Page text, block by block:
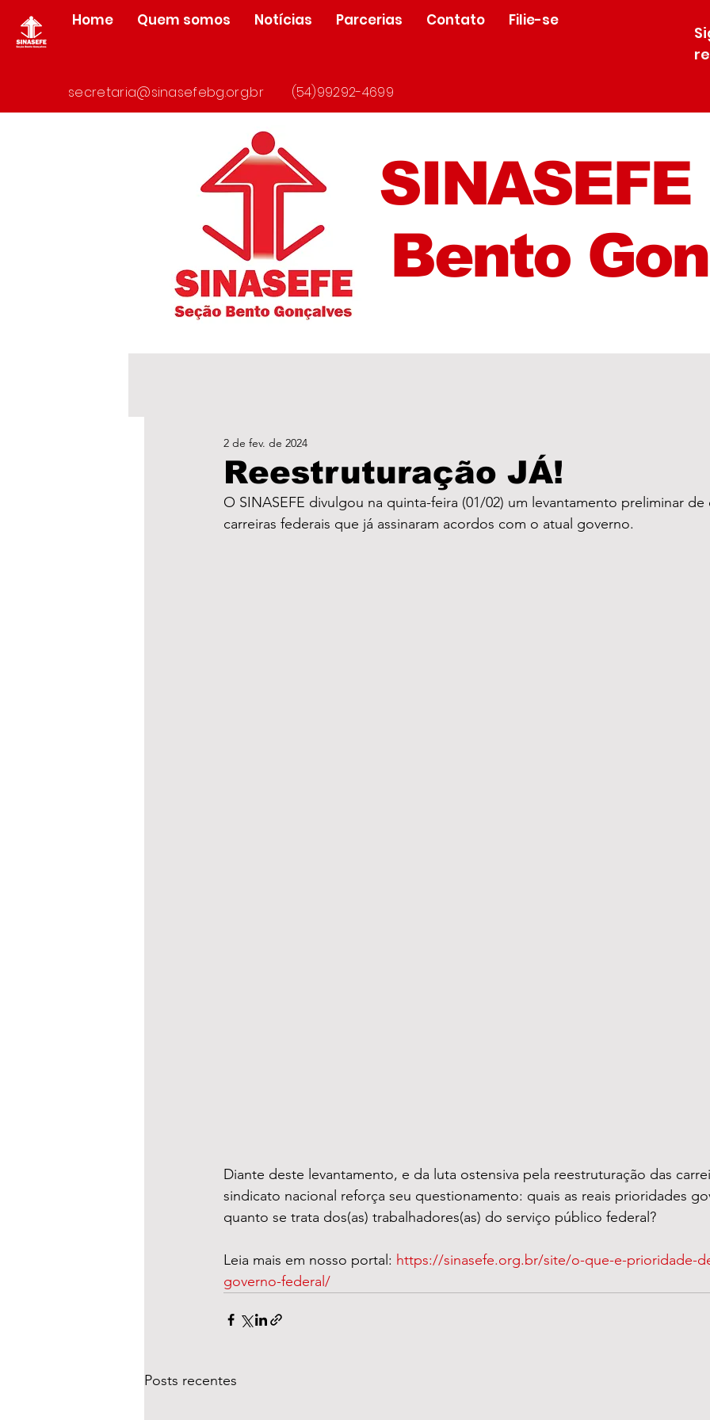
Home Quem somos Notícias Parcerias Contato Filie-se
secretaria@sinasefebg.org.br(54)99292-4699
Bento
Reestruturação JÁ!
2 de fev. de 2024
O SINASEFE divulgou na quinta-feira (01/02) um levantamento preliminar de
carreiras federais que já assinaram acordos com o atual governo.
Diante deste levantamento, e da luta ostensiva pela reestruturação das
sindicato nacional reforça seu questionamento: quais as reais prioridades
quanto se trata dos(as) trabalhadores(as) do serviço público federal?
Leia mais em nosso portal: https://sinasefe.org.br/site/o-que-e-prioridade-
governo-federal/
Posts recentes